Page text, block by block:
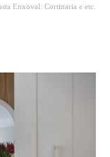
Enxoval: Cortinaria e etc.